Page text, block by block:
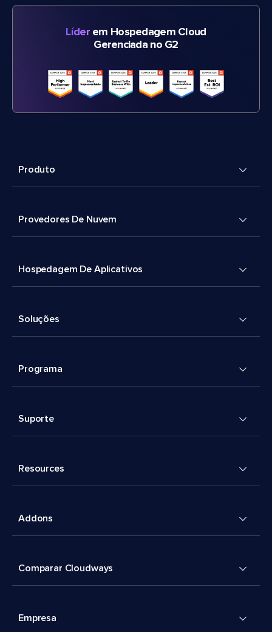
Líderem Hospedagem Cloud
Gerenciada no G2
Produto
Provedores De Nuvem
Hospedagem De Aplicativos
Soluções
Programa
Suporte
Resources
Addons
Comparar Cloudways
Empresa